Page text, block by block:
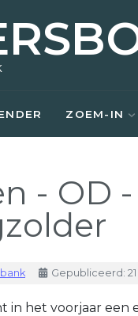
ZOEM-IN
- OD
Gepubliceerd:
in het voorjaar een